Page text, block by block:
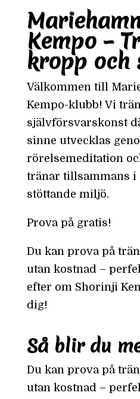
Kempo –
kropp och
Välkommen till
Kempo-klubb! Vi
självförsvarskonst
sinne utvecklas
rörelsemeditation
tränar tillsammans i
stöttande miljö.
Prova på gratis!
Du kan prova på
utan kostnad –
efter om Shorinji
dig!
Så blir du
Du kan prova på
utan kostnad –